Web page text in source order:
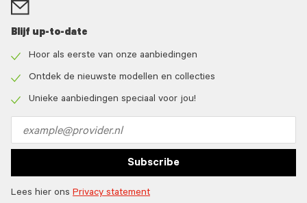
Blijf up-to-date
icon
Hoor als eerste van onze aanbiedingen
icon
Ontdek de nieuwste modellen en collecties
Unieke aanbiedingen speciaal voor jou!
address
Subscribe
Lees hier ons Privacy statement